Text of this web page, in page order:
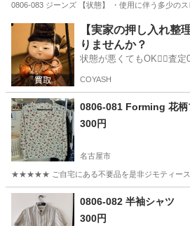
0806-083 ジーンズ 【状態】 ・使用に伴う多少の
愛知 半田市 ジーンズ/デニム 現地
【実家の押し入れ整
りませんか？
状態が悪くてもOK🙆‍♀️査定
COYASH
0806-081 Forming 花柄
300円
名古屋市
★★★★★ ご自宅にある不要品を是非ジモティース
愛知 名古屋市 ブラウス
0806-082 半袖シャツ
300円